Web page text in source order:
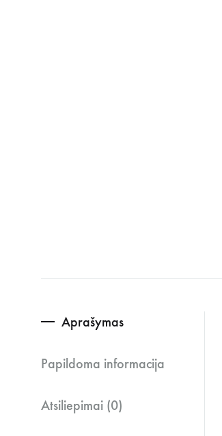
Aprašymas
Papildoma informacija
Atsiliepimai (0)